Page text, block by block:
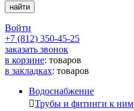
Войти
+7 (812) 350-45-25
заказать звонок
в корзине: товаров
в закладках: товаров
Водоснабжение
Трубы и фитинги к ним